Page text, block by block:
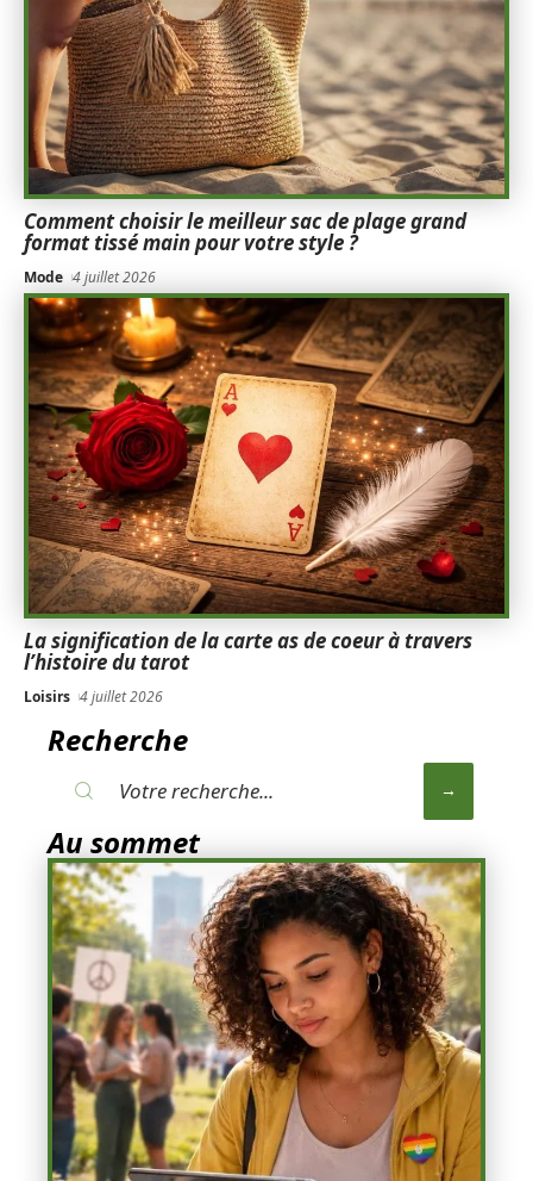
Comment choisir le meilleur sac de plage grand
format tissé main pour votre style ?
Mode 4 juillet 2026
La signification de la carte as de coeur à travers
l’histoire du tarot
Loisirs 4 juillet 2026
Recherche
Au sommet